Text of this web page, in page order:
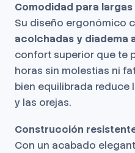
Comodidad para largas
Su diseño ergonómico
acolchadas y diadema
confort superior que te
horas sin molestias ni
bien equilibrada reduce
y las orejas.
Construcción
Con un acabado